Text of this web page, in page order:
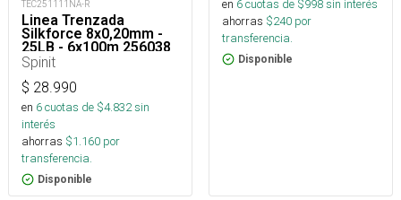
TEC251111NA-R
Linea Trenzada
Silkforce 8x0,20mm -
25LB - 6x100m 256038
Spinit
$ 28.990
en 6cuotas de $4.832sin
interés
ahorras $1.160 por
transferencia.
Disponible
en 6cuotas de $998sin interés
ahorras $240 por
transferencia.
Disponible